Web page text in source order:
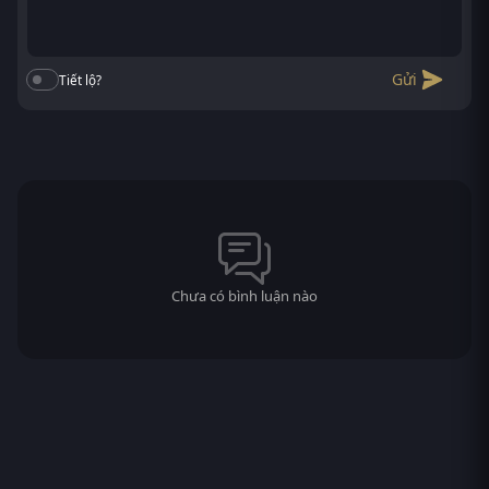
Tiết lộ? Gửi
Chưa có bình luận nào